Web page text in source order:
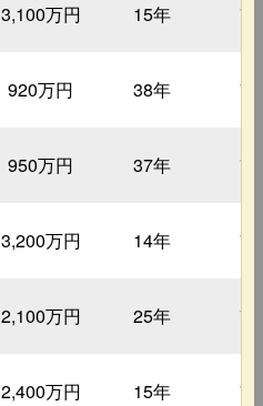
3,100万円 15年
920万円 38年
950万円 37年
3,200万円 14年
2,100万円 25年
2,400万円 15年